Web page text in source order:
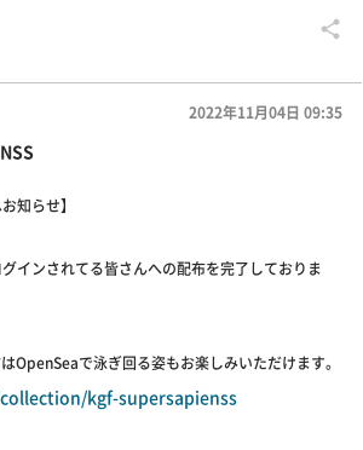
2022年11月04日 09:35
知らせ】
インされてる皆さんへの配布を完了しておりま
OpenSeaで泳ぎ回る姿もお楽しみいただけます。
kgf-supersapienss